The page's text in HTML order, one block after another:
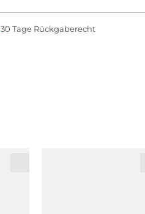
30 Tage Rückgaberecht